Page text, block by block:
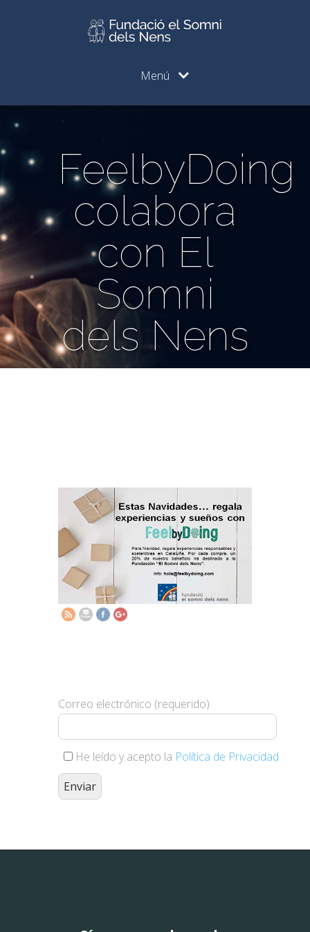
Menú
FeelbyDoing
colabora
con El
Somni
dels Nens
http://www.elsomnidelsnens.org/2018/11/
con-el-
somni-
dels-
nens.html">
Correo electrónico (requerido)
He leído y acepto la Política de Privacidad